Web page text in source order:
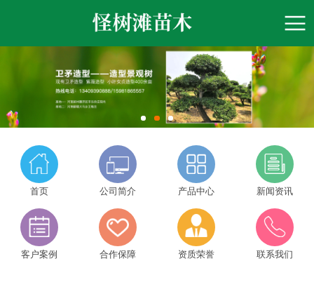
首页 公司简介 产品中心 新闻资讯
客户案例 合作保障 资质荣誉 联系我们